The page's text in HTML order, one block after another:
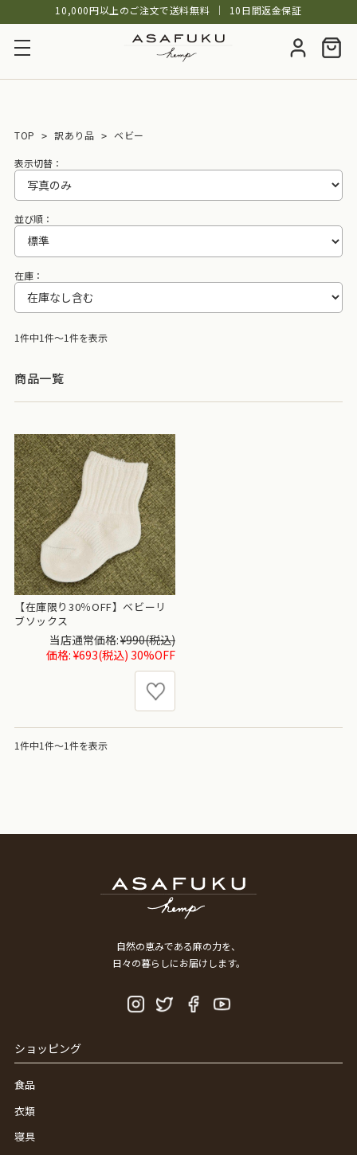
10,000円以上のご注文で送料無料 │ 10日間返金保証
TOP 訳あり品 ベビー
表示切替：
並び順：
在庫：
1件中1件～1件を表示
商品一覧
【在庫限り30％OFF】ベビーリ
ブソックス
当店通常価格:¥990(税込)
価格: ¥693(税込) 30%OFF
1件中1件～1件を表示
自然の恵みである麻の力を、
日々の暮らしにお届けします。
ショッピング
食品
衣類
寝具